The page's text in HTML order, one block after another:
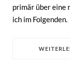
primär über eine
ich im Folgenden.